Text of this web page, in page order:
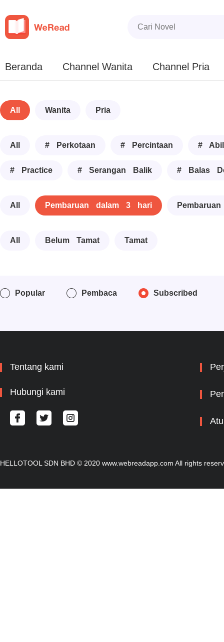
Beranda Channel Wanita Channel Pria
All Wanita Pria
All # Perkotaan # Percintaan #
# Practice # Serangan Balik # Balas
All Pembaruan dalam 3 hari
All Belum Tamat Tamat
Popular Pembaca Subscribed
Tentang kami
Hubungi kami
HELLOTOOL SDN BHD © 2020 www.webreadapp.com All rights